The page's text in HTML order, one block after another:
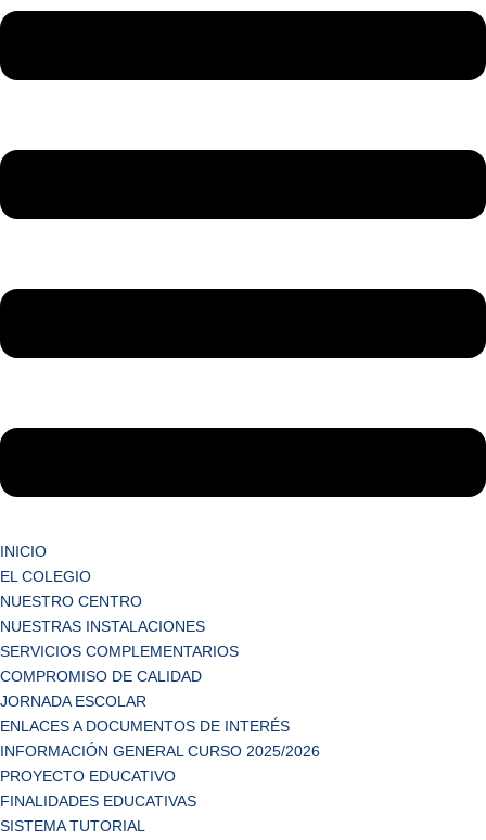
INICIO
EL COLEGIO
NUESTRO CENTRO
NUESTRAS INSTALACIONES
SERVICIOS COMPLEMENTARIOS
COMPROMISO DE CALIDAD
JORNADA ESCOLAR
ENLACES A DOCUMENTOS DE INTERÉS
INFORMACIÓN GENERAL CURSO 2025/2026
PROYECTO EDUCATIVO
FINALIDADES EDUCATIVAS
SISTEMA TUTORIAL